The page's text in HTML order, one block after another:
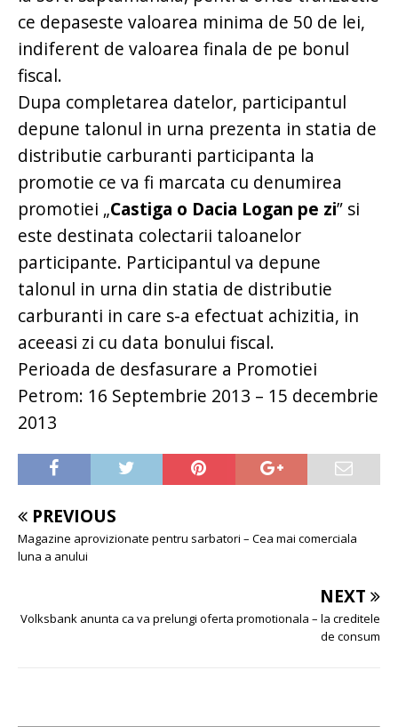
ce depaseste valoarea minima de 50 de lei,
indiferent de valoarea finala de pe bonul
fiscal.
Dupa completarea datelor, participantul
depune talonul in urna prezenta in statia de
distributie carburanti participanta la
promotie ce va fi marcata cu denumirea
promotiei „Castiga o Dacia Logan pe zi” si
este destinata colectarii taloanelor
participante. Participantul va depune
talonul in urna din statia de distributie
carburanti in care s-a efectuat achizitia, in
aceeasi zi cu data bonului fiscal.
Perioada de desfasurare a Promotiei
Petrom: 16 Septembrie 2013 – 15 decembrie
2013
PREVIOUS
Magazine aprovizionate pentru sarbatori – Cea mai comerciala
luna a anului
NEXT
Volksbank anunta ca va prelungi oferta promotionala – la creditele
de consum